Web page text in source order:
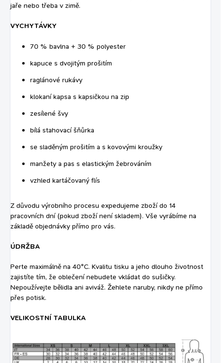
jaře nebo třeba v zimě.
VYCHYTÁVKY
70 % bavlna + 30 % polyester
kapuce s dvojitým prošitím
raglánové rukávy
klokaní kapsa s kapsičkou na zip
zesílené švy
bílá stahovací šňůrka
se sladěným prošitím a s kovovými kroužky
manžety a pas s elastickým žebrováním
vzhled kartáčovaný flís
Z důvodu výrobního procesu expedujeme zboží do 14
pracovních dní (pokud zboží není skladem). Vše vyrábíme na
základě objednávky přímo pro vás.
ÚDRŽBA
Perte maximálně na 40°C. Kvalitu tisku a jeho dlouho životnost
zajistíte tím, že oblečení nebudete vkládat do sušičky.
Nepoužívejte bělidla ani aviváž. Žehlete naruby, nikdy ne přímo
přes potisk.
VELIKOSTNÍ TABULKA